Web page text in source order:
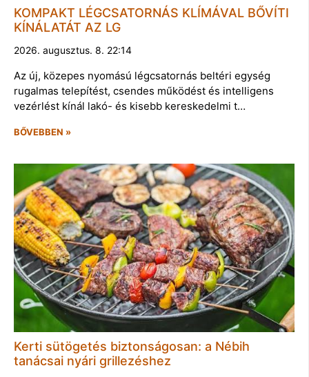
KOMPAKT LÉGCSATORNÁS KLÍMÁVAL BŐVÍTI
KÍNÁLATÁT AZ LG
2026. augusztus. 8. 22:14
Az új, közepes nyomású légcsatornás beltéri egység
rugalmas telepítést, csendes működést és intelligens
vezérlést kínál lakó- és kisebb kereskedelmi t…
BŐVEBBEN »
Kerti sütögetés biztonságosan: a Nébih
tanácsai nyári grillezéshez